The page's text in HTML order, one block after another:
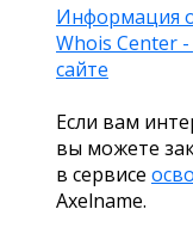
Информация
Whois Center
сайте
Если вам
вы можете
в сервисе
Axelname.